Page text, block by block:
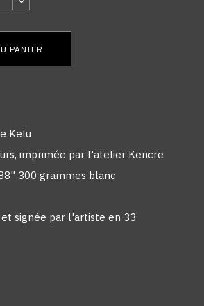
PANIER
Kelu
imprimée par l'atelier Kencre
300 grammes blanc
signée par l'artiste en 33